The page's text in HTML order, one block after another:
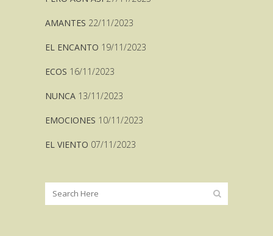
AMANTES 22/11/2023
EL ENCANTO 19/11/2023
ECOS 16/11/2023
NUNCA 13/11/2023
EMOCIONES 10/11/2023
EL VIENTO 07/11/2023